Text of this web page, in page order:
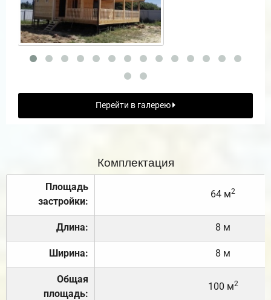
Перейти в галерею
Комплектация
Площадь
застройки:
64 м2
Длина: 8 м
Ширина: 8 м
Общая
площадь:
100 м2